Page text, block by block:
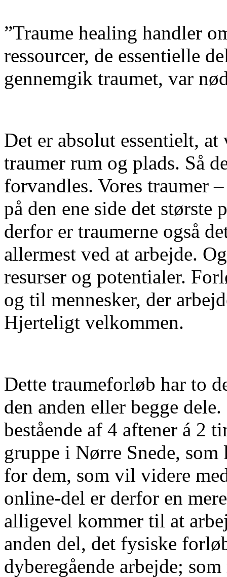
”Traume healing handler
ressourcer, de essentielle
gennemgik traumet, var
Det er absolut essentielt,
traumer rum og plads. Så
forvandles. Vores traumer
på den ene side det
derfor er traumerne også
allermest ved at arbejde.
resurser og potentialer.
og til mennesker, der
Hjerteligt velkommen.
Dette traumeforløb har to
den anden eller begge
bestående af 4 aftener á 2
gruppe i Nørre Snede,
for dem, som vil videre
online-del er derfor en
alligevel kommer til at
anden del, det fysiske
dyberegående arbejde;